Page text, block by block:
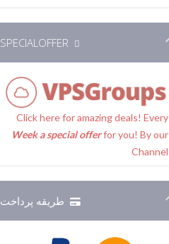
Click here for amazing deals! Every
Week a special offerfor you! By our
Channel
طریقه پرداخت